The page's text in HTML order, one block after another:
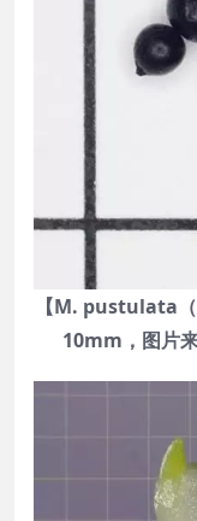
【M. pustulata
10mm，图片